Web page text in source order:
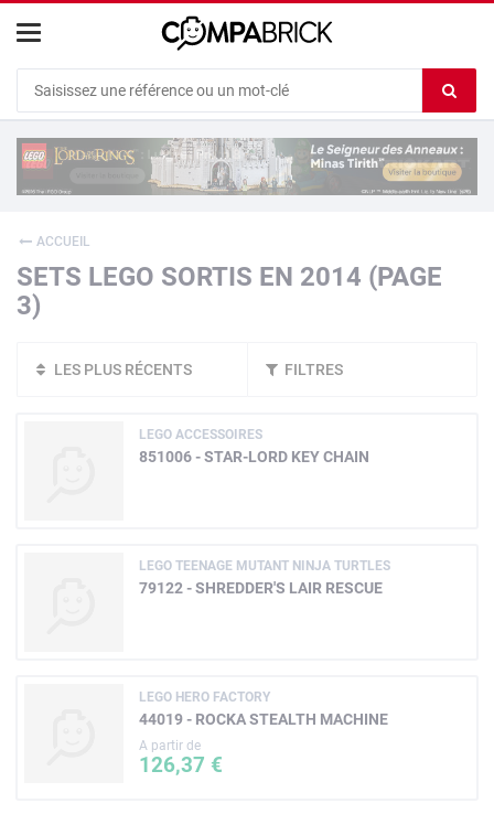
le
ACCUEIL
SETS LEGO SORTIS EN 2014 (PAGE
3)
LES PLUS RÉCENTS FILTRES
LEGO ACCESSOIRES
851006 - STAR-LORD KEY CHAIN
LEGO TEENAGE MUTANT NINJA TURTLES
79122 - SHREDDER'S LAIR RESCUE
LEGO HERO FACTORY
44019 - ROCKA STEALTH MACHINE
A partir de
126,37 €
Cookies management panel